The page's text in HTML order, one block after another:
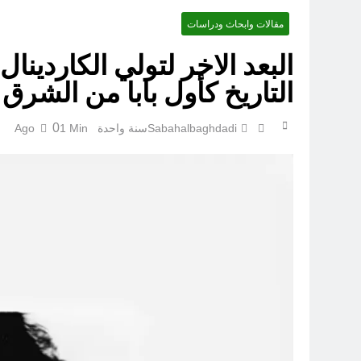
مقالات وابحاث ودراسات
البعد الاخر لتولي
التاريخ كأول بابا من
Sabahalbaghdadiسنة واحدة Ago 01 Min